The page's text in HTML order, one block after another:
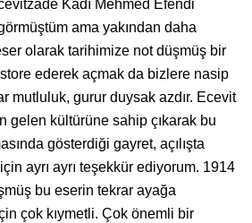
Kadı Mehmed Efendi
ama yakından daha
olarak tarihimize not düşmüş bir
ederek açmak da bizlere nasip
mutluluk, gurur duysak azdır. Ecevit
gelen kültürüne sahip çıkarak bu
gösterdiği gayret, açılışta
ayrı ayrı teşekkür ediyorum. 1914
bu eserin tekrar ayağa
çok kıymetli. Çok önemli bir